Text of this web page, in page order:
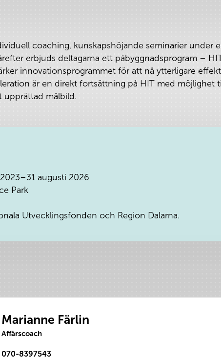
coaching, kunskapshöjande seminarier under
erbjuds deltagarna ett påbyggnadsprogram –
innovationsprogrammet för att nå ytterligare
är en direkt fortsättning på HIT med möjlighet
upprättad målbild.
augusti 2026
Park
Utvecklingsfonden och Region Dalarna.
Marianne Färlin
Affärscoach
070-8397543